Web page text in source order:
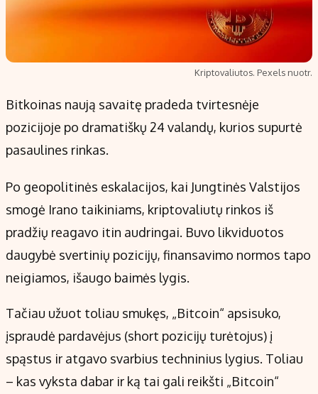
Kriptovaliutos. Pexels nuotr.
Bitkoinas naują savaitę pradeda tvirtesnėje
pozicijoje po dramatiškų 24 valandų, kurios supurtė
pasaulines rinkas.
Po geopolitinės eskalacijos, kai Jungtinės Valstijos
smogė Irano taikiniams, kriptovaliutų rinkos iš
pradžių reagavo itin audringai. Buvo likviduotos
daugybė svertinių pozicijų, finansavimo normos tapo
neigiamos, išaugo baimės lygis.
Tačiau užuot toliau smukęs, „Bitcoin“ apsisuko,
įspraudė pardavėjus (short pozicijų turėtojus) į
spąstus ir atgavo svarbius techninius lygius. Toliau
– kas vyksta dabar ir ką tai gali reikšti „Bitcoin“